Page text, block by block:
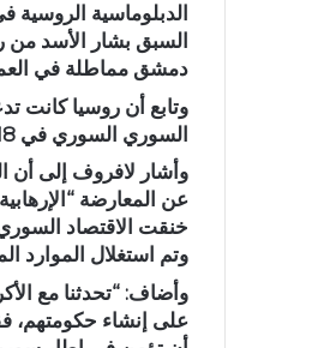
السبق بشار الأسد من
دمشق مماطلة في
وتابع أن روسيا كانت
السوري السوري في 2018، في جهودها لوضع الدستور.
وأشار لافروف إلى أن
عن المعارضة
خنقت الاقتصاد
وتم استغلال الموارد
وأضاف: “تحدثنا مع
على إنشاء حكومتهم،